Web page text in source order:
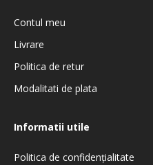
Contul meu
Livrare
Politica de retur
Modalitati de plata
Informatii utile
Politica de confidenţialitate